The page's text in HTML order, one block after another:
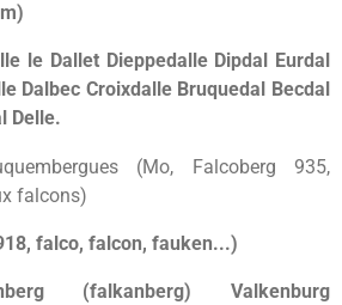
le Dallet Dieppedalle Dipdal Eurdal
Dalbec Croixdalle Bruquedal Becdal
Delle.
(Mo, Falcoberg 935,
falcons)
falco, falcon, fauken...)
(falkanberg) Valkenburg